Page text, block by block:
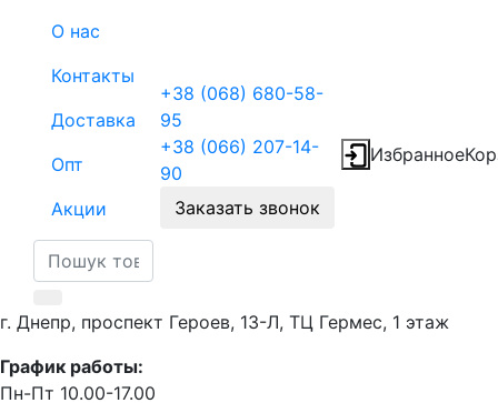
О нас
Контакты
Доставка
Опт
Акции
+38 (068) 680-58-
95
+38 (066) 207-14-
90
Заказать звонок
Избранное
г. Днепр, проспект Героев, 13-Л, ТЦ Гермес, 1 этаж
График работы:
Пн-Пт 10.00-17.00